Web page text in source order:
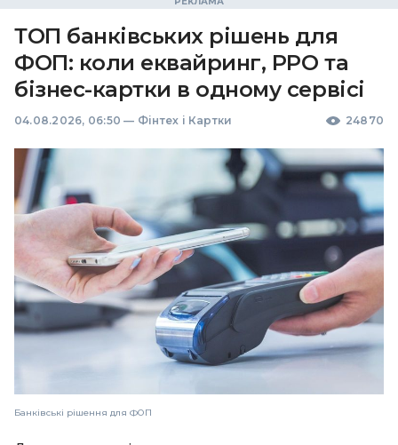
ТОП банківських рішень для
ФОП: коли еквайринг, РРО та
бізнес-картки в одному сервісі
04.08.2026, 06:50 — Фінтех і Картки 24870
Банківські рішення для ФОП